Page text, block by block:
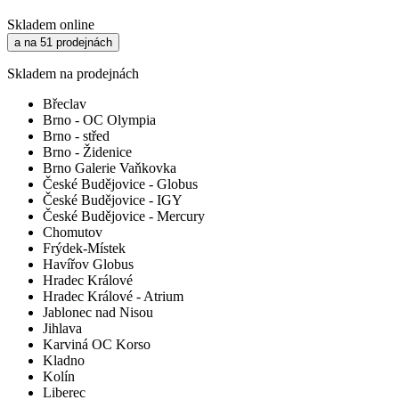
Skladem online
a na 51 prodejnách
Skladem na prodejnách
Břeclav
Brno - OC Olympia
Brno - střed
Brno - Židenice
Brno Galerie Vaňkovka
České Budějovice - Globus
České Budějovice - IGY
České Budějovice - Mercury
Chomutov
Frýdek-Místek
Havířov Globus
Hradec Králové
Hradec Králové - Atrium
Jablonec nad Nisou
Jihlava
Karviná OC Korso
Kladno
Kolín
Liberec